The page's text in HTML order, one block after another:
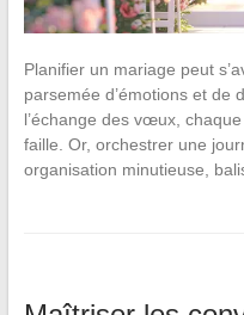
Planifier un mariage peut
parsemée d’émotions et de
l’échange des vœux,
faille. Or, orchestrer une
organisation minutieuse,